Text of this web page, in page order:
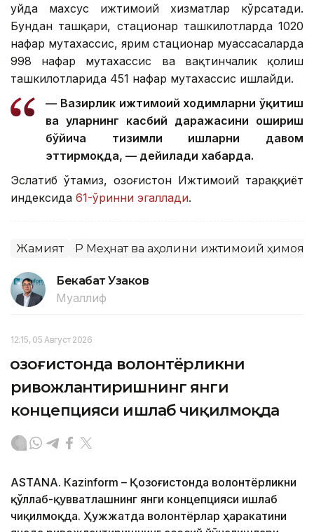
уйда махсус ижтимоий хизматлар кўрсатади.
Бундан ташқари, стационар ташкилотларда 1020
нафар мутахассис, ярим стационар муассасаларда
998 нафар мутахассис ва вақтинчалик қолиш
ташкилотларида 451 нафар мутахассис ишлайди.
— Вазирлик ижтимоий ходимларни ўқитиш
ва уларнинг касбий даражасини ошириш
бўйича тизимли ишларни давом
эттирмоқда, — дейилади хабарда.
Эслатиб ўтамиз, Қозоғистон Ижтимоий тараққиёт
индексида 61-ўринни эгаллади.
Жамият ҚР Меҳнат ва аҳолини ижтимоий ҳимоя
Бекабат Узаков
Муаллиф
12:15, 05 Август 2026
Қозоғистонда волонтёрликни
ривожлантиришнинг янги
концепцияси ишлаб чиқилмоқда
ASTANА. Кazinform – Қозоғистонда волонтёрликни
қўллаб-қувватлашнинг янги концепцияси ишлаб
чиқилмоқда. Ҳужжатда волонтёрлар ҳаракатини